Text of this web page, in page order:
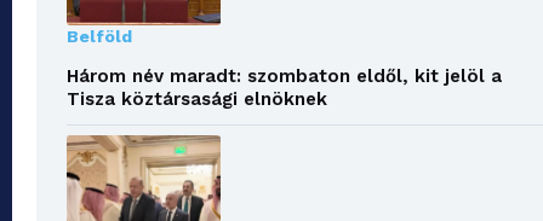
Belföld
Három név maradt: szombaton eldől, kit jelöl a
Tisza köztársasági elnöknek